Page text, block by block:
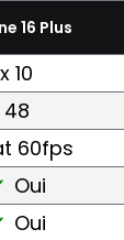
16 Plus
x 10
48
60fps
Oui
Oui